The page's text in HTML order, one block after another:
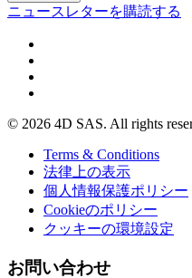
ニュースレターを購読する
© 2026 4D SAS. All rights
Terms & Conditions
法律上の表示
個人情報保護ポリシー
Cookieのポリシー
クッキーの環境設定
お問い合わせ